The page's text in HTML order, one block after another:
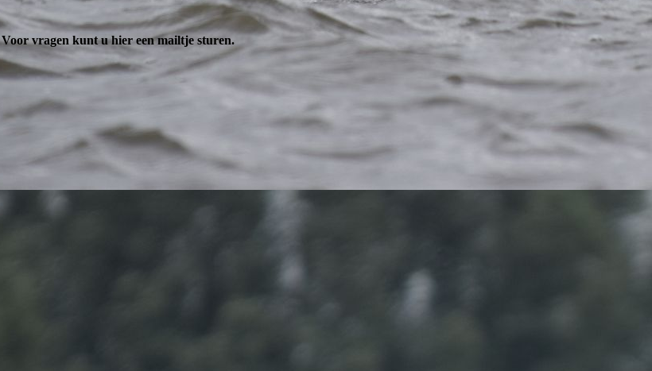
Voor vragen kunt u hier een mailtje sturen.